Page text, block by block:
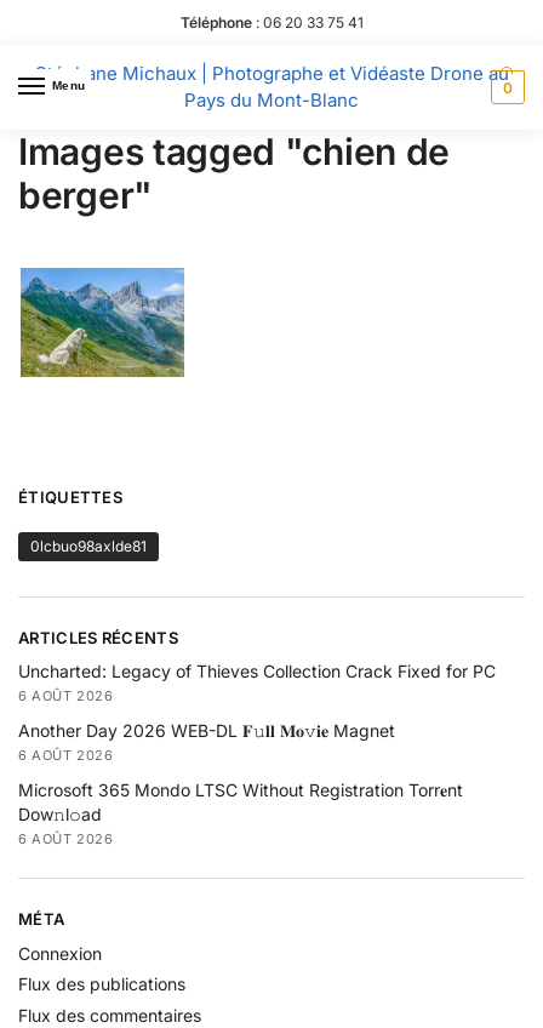
Téléphone: 06 20 33 75 41
Menu
Stéphane Michaux | Photographe et Vidéaste Drone au
Pays du Mont-Blanc
0
Images tagged "chien de
berger"
ÉTIQUETTES
0lcbuo98axlde81
ARTICLES RÉCENTS
Uncharted: Legacy of Thieves Collection Crack Fixed for PC
6 AOÛT 2026
Another Day 2026 WEB-DL 𝐅𝚞𝐥𝐥 𝐌𝐨𝚟𝐢𝐞 Magnet
6 AOÛT 2026
Microsoft 365 Mondo LTSC Without Registration Torr𝐞nt
Dow𝚗l𝚘аd
6 AOÛT 2026
MÉTA
Connexion
Flux des publications
Flux des commentaires